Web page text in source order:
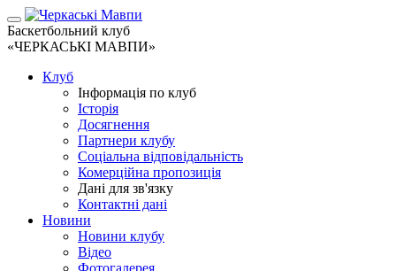
Баскетбольний клуб
«ЧЕРКАСЬКІ МАВПИ»
Клуб
Інформація по клуб
Історія
Досягнення
Партнери клубу
Соціальна відповідальність
Комерційна пропозиція
Дані для зв'язку
Контактні дані
Новини
Новини клубу
Відео
Фотогалерея